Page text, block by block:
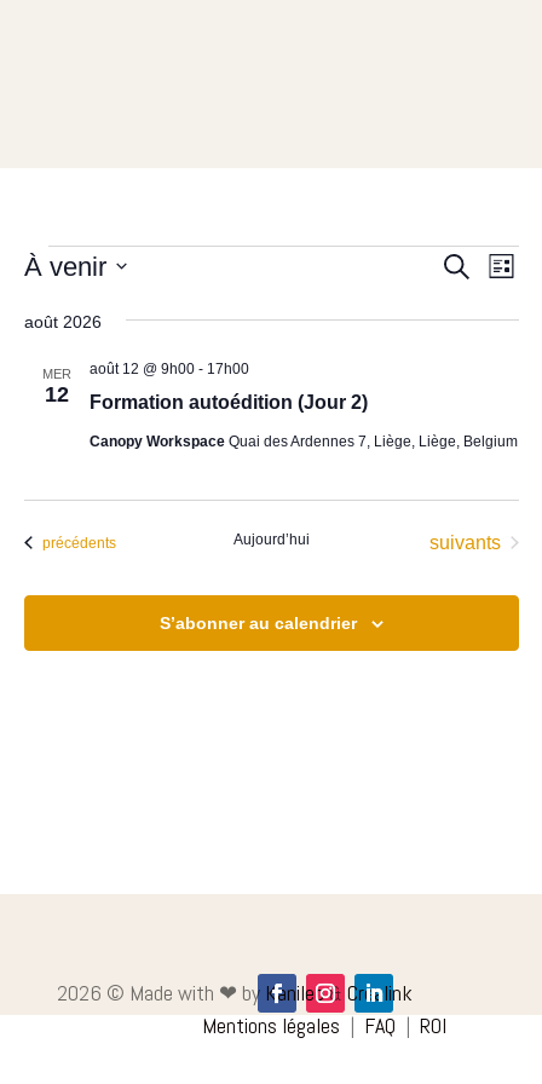
Évènements Recherche
de
Liste
À venir
une
date.
août 2026
MER
12 Formation autoédition (Jour 2)
août 12 @ 9h00- 17h00
Canopy Workspace Quai des Ardennes 7, Liège, Liège, Belgium
Évènements
précédents Aujourd’hui Évènements
suivants
S’abonner au calendrier
2026 © Made with ❤︎ by Kanileo& Crealink
Mentions légales | FAQ | ROI